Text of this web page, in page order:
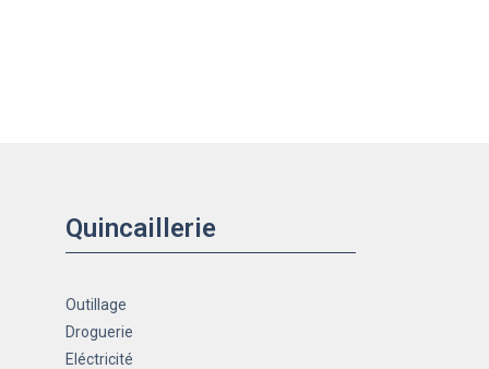
Quincaillerie
Outillage
Droguerie
Eléctricité